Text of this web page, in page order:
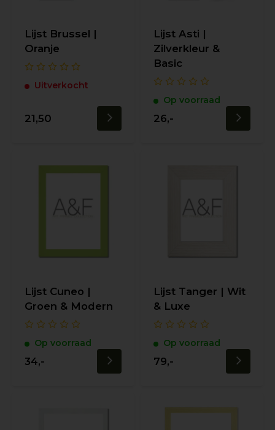
Lijst Brussel |
Oranje
Uitverkocht
21,50
Lijst Asti |
Zilverkleur &
Basic
Op voorraad
26,-
Lijst Cuneo |
Groen & Modern
Op voorraad
34,-
Lijst Tanger | Wit
& Luxe
Op voorraad
79,-